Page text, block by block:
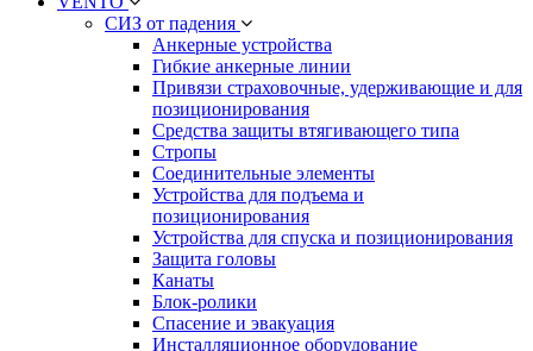
СИЗ от падения
Анкерные устройства
Гибкие анкерные линии
Привязи страховочные, удерживающие и для
позиционирования
Средства защиты втягивающего типа
Стропы
Соединительные элементы
Устройства для подъема и
позиционирования
Устройства для спуска и позиционирования
Защита головы
Канаты
Блок-ролики
Спасение и эвакуация
Инсталляционное оборудование